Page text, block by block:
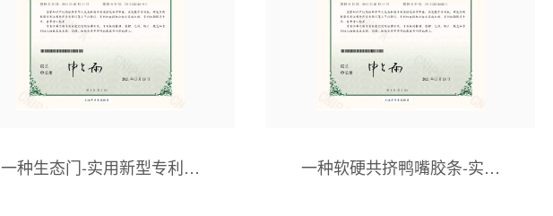
一种生态门-实用新型专利证
一种软硬共挤鸭嘴胶条-实用